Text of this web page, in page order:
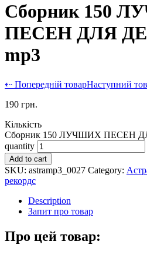
Сборник 150
ПЕСЕН ДЛЯ
mp3
⇠ Попередній товарНаступний
190 грн.
Кількість
Сборник 150 ЛУЧШИХ ПЕСЕН
quantity
Add to cart
SKU: astramp3_0027 Category:
рекордс
Description
Запит про товар
Про цей товар: